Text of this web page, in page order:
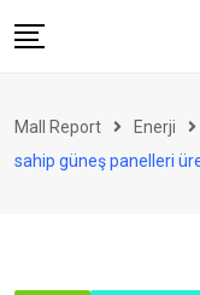
to
Perakende
Mall Report Enerji
sahip güneş panelleri